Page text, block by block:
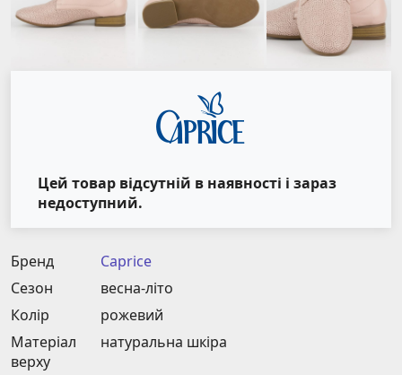
Цей товар відсутній в наявності і зараз
недоступний.
Бренд
Caprice
Сезон
весна-літо
Колір
рожевий
Матеріал
верху
натуральна шкіра